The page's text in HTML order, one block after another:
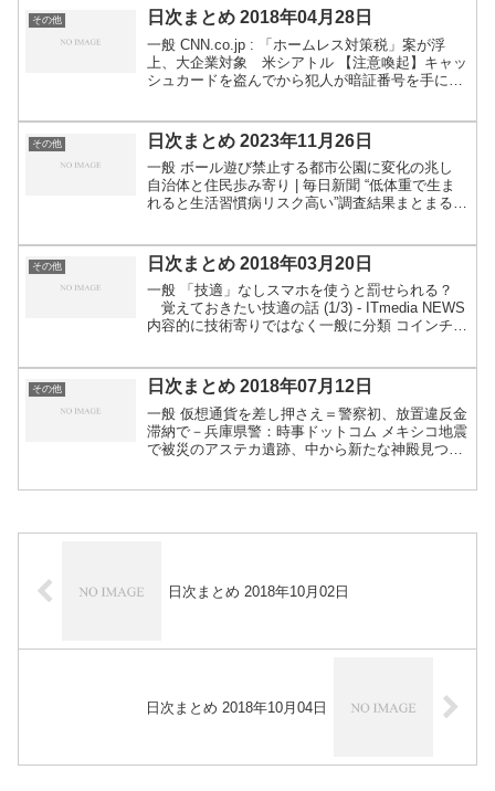
わ...
その他 日次まとめ 2018年04月28日
一般 CNN.co.jp : 「ホームレス対策税」案が浮
上、大企業対象 米シアトル 【注意喚起】キャッ
シュカードを盗んでから犯人が暗証番号を手に入
その他 日次まとめ 2023年11月26日
一般 ボール遊び禁止する都市公園に変化の兆し
自治体と住民歩み寄り | 毎日新聞 “低体重で生ま
れると生活習慣病リスク高い”調査結果まとまる |
テ...
その他 日次まとめ 2018年03月20日
一般 「技適」なしスマホを使うと罰せられる？
覚えておきたい技適の話 (1/3) - ITmedia NEWS
内容的に技術寄りではなく一般に分類 コインチェ
その他 日次まとめ 2018年07月12日
一般 仮想通貨を差し押さえ＝警察初、放置違反金
滞納で－兵庫県警：時事ドットコム メキシコ地震
で被災のアステカ遺跡、中から新たな神殿見つか
日次まとめ 2018年10月02日
日次まとめ 2018年10月04日